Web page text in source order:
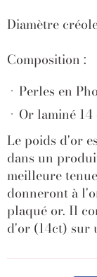
Diamètre
Composition :
Perles en
Or laminé
Le poids d'or
dans un
meilleure
donneront à
plaqué or. Il
d'or (14ct) sur